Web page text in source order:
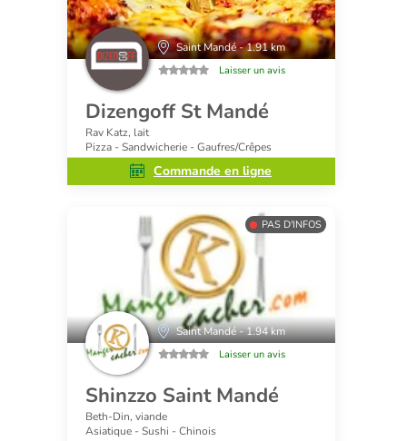
Saint Mandé - 1.91 km
Laisser un avis
Dizengoff St Mandé
Rav Katz, lait
Pizza - Sandwicherie - Gaufres/Crêpes
Commande en ligne
PAS D'INFOS
Saint Mandé - 1.94 km
Laisser un avis
Shinzzo Saint Mandé
Beth-Din, viande
Asiatique - Sushi - Chinois